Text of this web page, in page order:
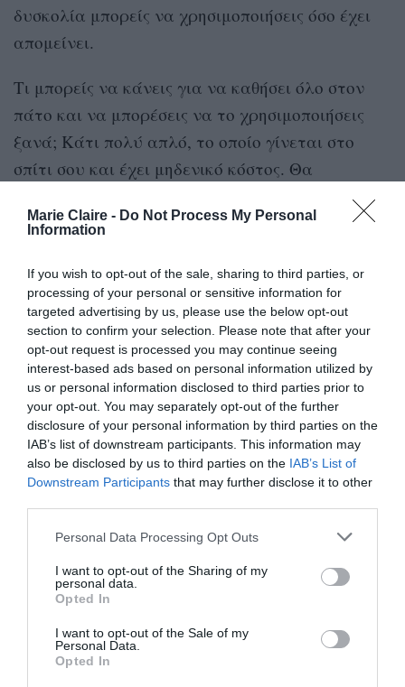
Marie Claire - Do Not Process My Personal
Information
If you wish to opt-out of the sale, sharing to third parties, or
processing of your personal or sensitive information for
targeted advertising by us, please use the below opt-out
section to confirm your selection. Please note that after your
opt-out request is processed you may continue seeing
interest-based ads based on personal information utilized by
us or personal information disclosed to third parties prior to
your opt-out. You may separately opt-out of the further
disclosure of your personal information by third parties on the
IAB’s list of downstream participants. This information may
also be disclosed by us to third parties on the IAB’s List of
Downstream Participants that may further disclose it to other
Personal Data Processing Opt Outs
I want to opt-out of the Sharing of my
personal data.
Opted In
I want to opt-out of the Sale of my
Personal Data.
Opted In
δυσκολία μπορείς να χρησιμοποιήσεις όσο έχει
απομείνει.
Τι μπορείς να κάνεις για να καθήσει όλο στον
πάτο και να μπορέσεις να το χρησιμοποιήσεις
ξανά; Κάτι πολύ απλό, το οποίο γίνεται στο
σπίτι σου και έχει μηδενικό κόστος. Θα
χρειαστείς μόνο ένα μπρίκι με νερό και το μάτι
της κουζίνας. Άναψε το, βάλε πάνω το μπρίκι,
λεπτά. Θα δεις ότι μόλις περάσει αυτό το
χρονικό διάστημα όλο το προϊόν θα έχει φύγει
από τα τοιχώματα και θα έχει καθήσει και πάλι
στον πάτο, έτοιμο για χρήση.